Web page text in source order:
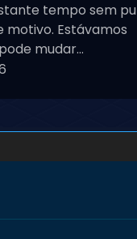
tempo sem
Estávamos
mudar...